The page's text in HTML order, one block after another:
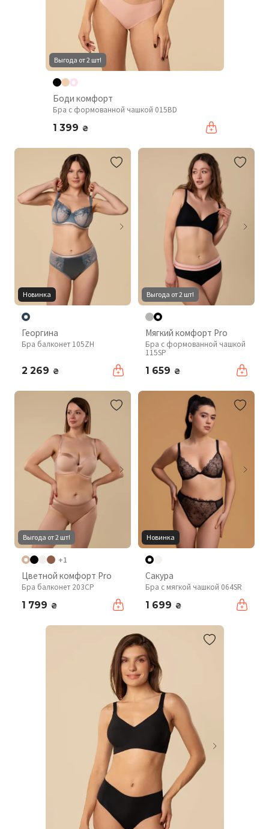
Выгода от 2 шт!
Боди комфорт
Бра с формованной чашкой 015BD
1 399 ₴
Новинка
Георгина
Бра балконет 105ZH
2 269 ₴
Выгода от 2 шт!
Мягкий комфорт Pro
Бра с формованной чашкой
115SP
1 659 ₴
Выгода от 2 шт!
+1
Цветной комфорт Pro
Бра балконет 203CP
1 799 ₴
Новинка
Сакура
Бра с мягкой чашкой 064SR
1 699 ₴